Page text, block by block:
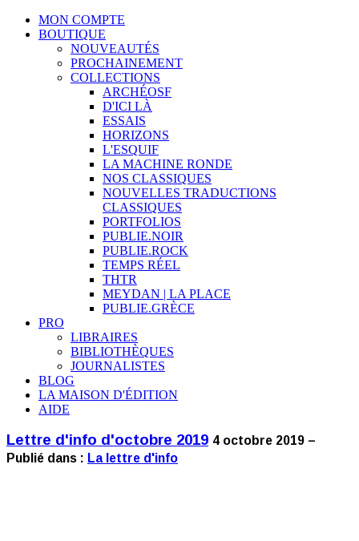
MON COMPTE
BOUTIQUE
NOUVEAUTÉS
PROCHAINEMENT
COLLECTIONS
ARCHÉOSF
D'ICI LÀ
ESSAIS
HORIZONS
L'ESQUIF
LA MACHINE RONDE
NOS CLASSIQUES
NOUVELLES TRADUCTIONS
CLASSIQUES
PORTFOLIOS
PUBLIE.NOIR
PUBLIE.ROCK
TEMPS RÉEL
THTR
MEYDAN | LA PLACE
PUBLIE.GRÈCE
PRO
LIBRAIRES
BIBLIOTHÈQUES
JOURNALISTES
BLOG
LA MAISON D'ÉDITION
AIDE
Lettre d'info d'octobre 2019 4 octobre 2019 –
Publié dans : La lettre d'info